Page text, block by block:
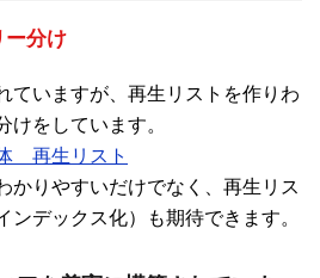
ー分け
ていますが、再生リストを作りわ
けをしています。
再生リスト
かりやすいだけでなく、再生リス
ンデックス化）も期待できます。